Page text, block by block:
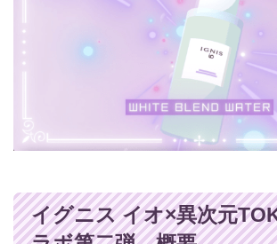
イグニス イオ×異次元